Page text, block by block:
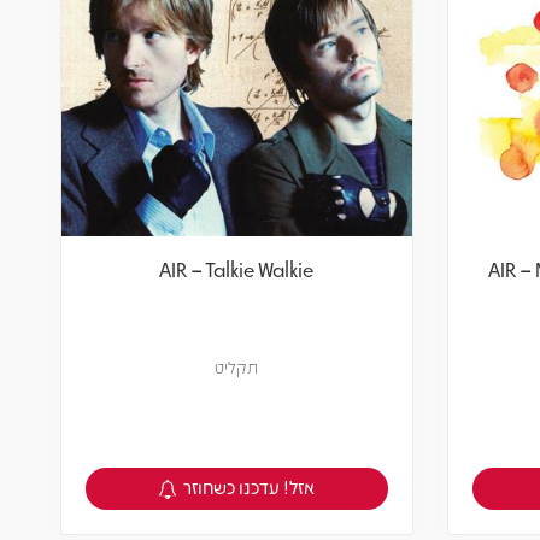
AIR –
AIR – Talkie Walkie
תקליט
צפיה במוצר
אזל! עדכנו כשחוזר